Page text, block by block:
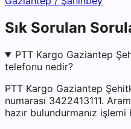
Sık Sorulan
PTT Kargo Gaziantep
telefonu nedir?
PTT Kargo Gaziantep
numarası 3422413111.
hazır bulundurmanız işlemi